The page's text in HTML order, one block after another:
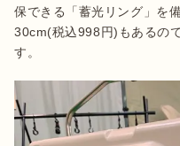
保できる「蓄光リング」を
30cm(税込998円)もあるの
す。